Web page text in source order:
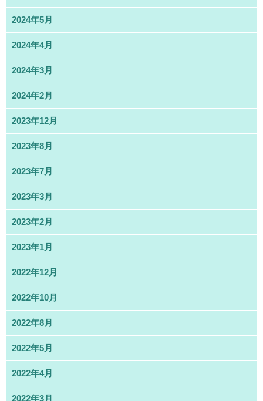
2024年5月
2024年4月
2024年3月
2024年2月
2023年12月
2023年8月
2023年7月
2023年3月
2023年2月
2023年1月
2022年12月
2022年10月
2022年8月
2022年5月
2022年4月
2022年3月